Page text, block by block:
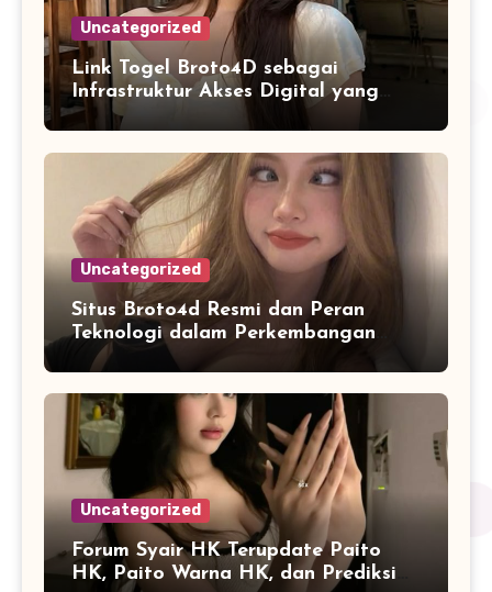
Uncategorized
Link Togel Broto4D sebagai
Infrastruktur Akses Digital yang
Lebih Stabil dan Cepat
Uncategorized
Situs Broto4d Resmi dan Peran
Teknologi dalam Perkembangan
Platform Online
Uncategorized
Forum Syair HK Terupdate Paito
HK, Paito Warna HK, dan Prediksi